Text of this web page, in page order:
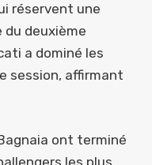
réservent une
deuxième
a dominé les
session, affirmant
ont terminé
les plus